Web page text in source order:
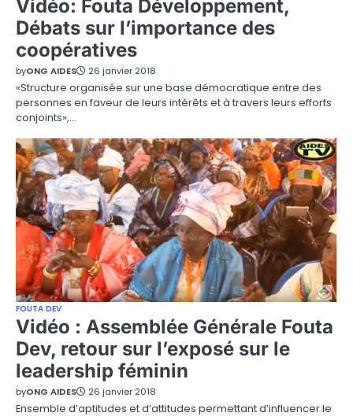
Vidéo: Fouta Développement,
Débats sur l’importance des
coopératives
byONG AIDES 26 janvier 2018
«Structure organisée sur une base démocratique entre des
personnes en faveur de leurs intérêts et à travers leurs efforts
conjoints»,…
FOUTA DEV
Vidéo : Assemblée Générale Fouta
Dev, retour sur l’exposé sur le
leadership féminin
byONG AIDES 26 janvier 2018
Ensemble d’aptitudes et d’attitudes permettant d’influencer le